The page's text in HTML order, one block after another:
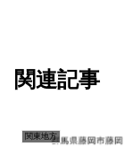
関連記事
関東地方